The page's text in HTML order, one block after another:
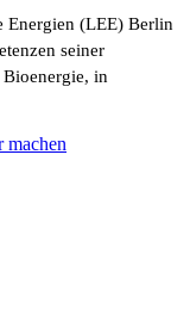
Energien (LEE) Berlin
seiner
in